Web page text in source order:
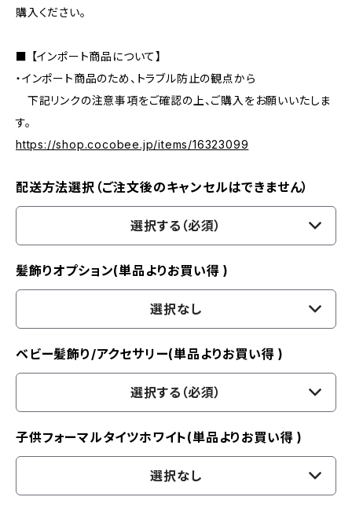
購入ください。
■ 【インポート商品について】
・インポート商品のため、トラブル防止の観点から
下記リンクの注意事項をご確認の上、ご購入をお願いいたしま
す。
https://shop.cocobee.jp/items/16323099
配送方法選択（ご注文後のキャンセルはできません）
選択する（必須）
髪飾りオプション(単品よりお買い得 )
選択なし
ベビー髪飾り/アクセサリー(単品よりお買い得 )
選択する（必須）
子供フォーマルタイツホワイト(単品よりお買い得 )
選択なし